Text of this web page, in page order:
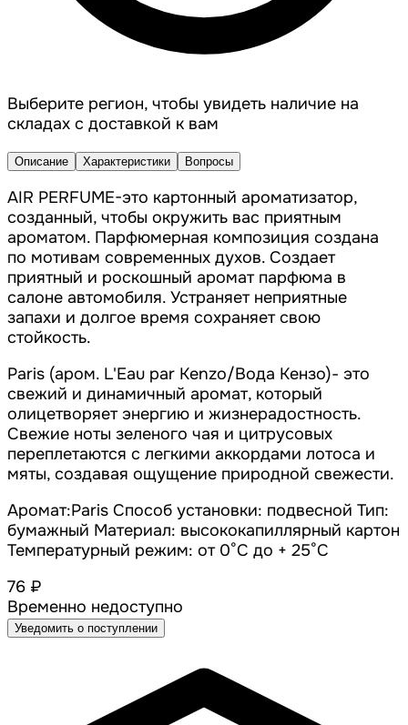
Выберите регион, чтобы увидеть наличие на
складах с доставкой к вам
Описание Характеристики Вопросы
AIR PERFUME-это картонный ароматизатор,
созданный, чтобы окружить вас приятным
ароматом. Парфюмерная композиция создана
по мотивам современных духов. Создает
приятный и роскошный аромат парфюма в
салоне автомобиля. Устраняет неприятные
запахи и долгое время сохраняет свою
стойкость.
Paris (аром. L'Eau par Kenzo/Вода Кензо)- это
свежий и динамичный аромат, который
олицетворяет энергию и жизнерадостность.
Свежие ноты зеленого чая и цитрусовых
переплетаются с легкими аккордами лотоса и
мяты, создавая ощущение природной свежести.
Аромат:Paris Способ установки: подвесной Тип:
бумажный Материал: высококапиллярный картон
Температурный режим: от 0°С до + 25°С
76 ₽
Временно недоступно
Уведомить о поступлении